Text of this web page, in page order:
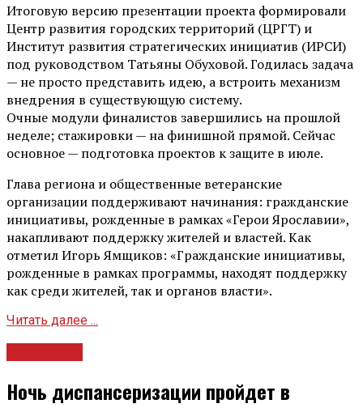
Итоговую версию презентации проекта формировали
Центр развития городских территорий (ЦРГТ) и
Институт развития стратегических инициатив (ИРСИ)
под руководством Татьяны Обуховой. Годилась задача
— не просто представить идею, а встроить механизм
внедрения в существующую систему.
Очные модули финалистов завершились на прошлой
неделе; стажировки — на финишной прямой. Сейчас
основное — подготовка проектов к защите в июле.
Глава региона и общественные ветеранские
организации поддерживают начинания: гражданские
инициативы, рожденные в рамках «Герои Ярославии»,
накапливают поддержку жителей и властей. Как
отметил Игорь Ямщиков: «Гражданские инициативы,
рожденные в рамках программы, находят поддержку
как среди жителей, так и органов власти».
Читать далее ...
Ночь диспансеризации пройдет в